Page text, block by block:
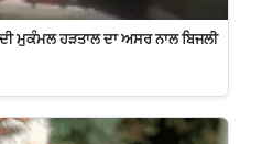
ਮੁਕੰਮਲ ਹੜਤਾਲ ਦਾ ਅਸਰ ਨਾਲ ਬਿਜਲੀ